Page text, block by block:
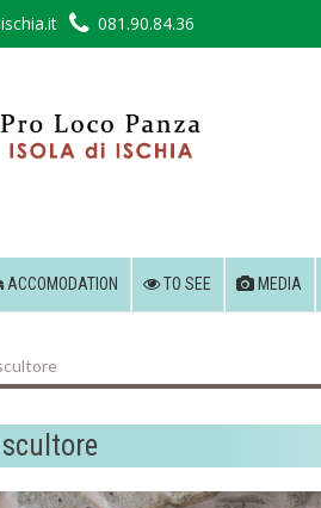
081.90.84.36
ACCOMODATION TO SEE MEDIA